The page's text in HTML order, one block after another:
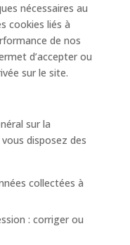
nécessaires au
cookies liés à
de nos
d’accepter ou
sur le site.
sur la
disposez des
collectées à
: corriger ou